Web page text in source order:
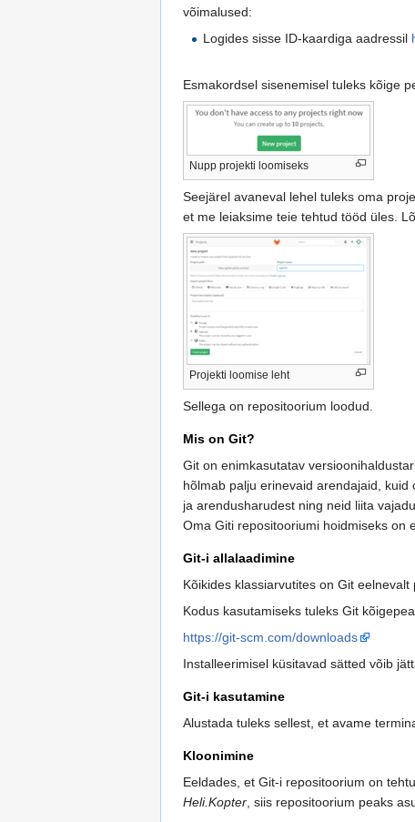
võimalused:
Logides sisse ID-kaardiga aadressil
Esmakordsel sisenemisel tuleks kõige
Nupp projekti loomiseks
Seejärel avaneval lehel tuleks oma
et me leiaksime teie tehtud tööd üles.
Projekti loomise leht
Sellega on repositoorium loodud.
Mis on Git?
Git on enimkasutatav
hõlmab palju erinevaid arendajaid,
ja arendusharudest ning neid liita
Oma Giti repositooriumi hoidmiseks on
Git-i allalaadimine
Kõikides klassiarvutites on Git
Kodus kasutamiseks tuleks Git
https://git-scm.com/downloads
Installeerimisel küsitavad sätted võib
Git-i kasutamine
Alustada tuleks sellest, et avame
Kloonimine
Eeldades, et Git-i repositoorium on
Heli.Kopter , siis repositoorium peaks